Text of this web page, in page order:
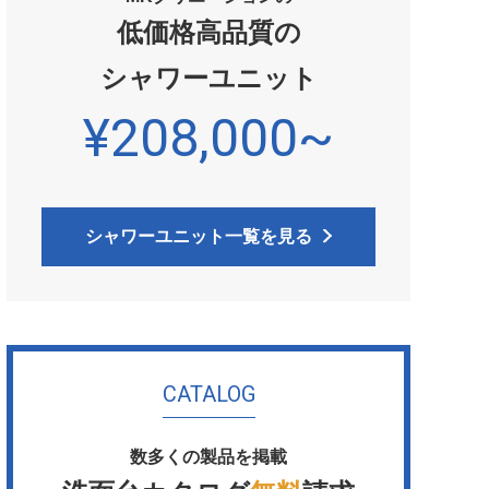
低価格高品質の
シャワーユニット
¥208,000~
シャワーユニット一覧を見る
CATALOG
数多くの製品を掲載